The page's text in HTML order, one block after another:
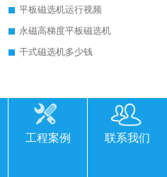
平板磁选机运行视频
永磁高梯度平板磁选机
干式磁选机多少钱
更多+
2026-06-25
实力排行榜 铁矿选矿设备采购全流程
南|行业口碑良好品牌推荐，领域强者
者，源头直供国内主流厂家华体会手机
工程案例 联系我们